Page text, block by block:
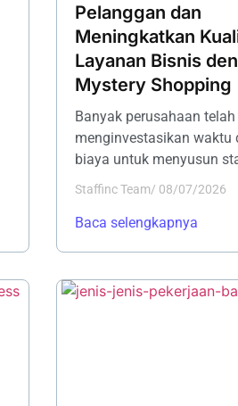
Pelanggan dan
Meningkatkan
Layanan Bisnis
Mystery Shopping
Banyak perusahaan telah
menginvestasikan waktu
biaya untuk menyusun
Staffinc Team/ 08/07/2026
Baca selengkapnya